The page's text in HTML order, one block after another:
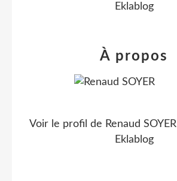
Eklablog
À propos
Voir le profil de Renaud SOYER
Eklablog